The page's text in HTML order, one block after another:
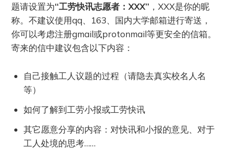
题请设置为“工劳快讯志愿者：XXX” ，XXX是你的昵
称。不建议使用qq、163、国内大学邮箱进行寄送，
你可以考虑注册gmail或protonmail等更安全的信箱。
寄来的信中建议包含以下内容：
自己接触工人议题的过程（请隐去真实校名人名
等）
如何了解到工劳小报或工劳快讯
其它愿意分享的内容：对快讯和小报的意见、对于
工人处境的思考……